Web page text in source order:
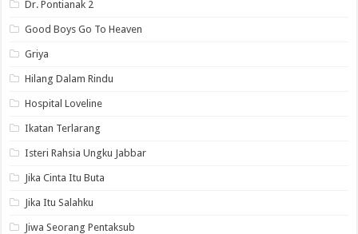
Dr. Pontianak 2
Good Boys Go To Heaven
Griya
Hilang Dalam Rindu
Hospital Loveline
Ikatan Terlarang
Isteri Rahsia Ungku Jabbar
Jika Cinta Itu Buta
Jika Itu Salahku
Jiwa Seorang Pentaksub